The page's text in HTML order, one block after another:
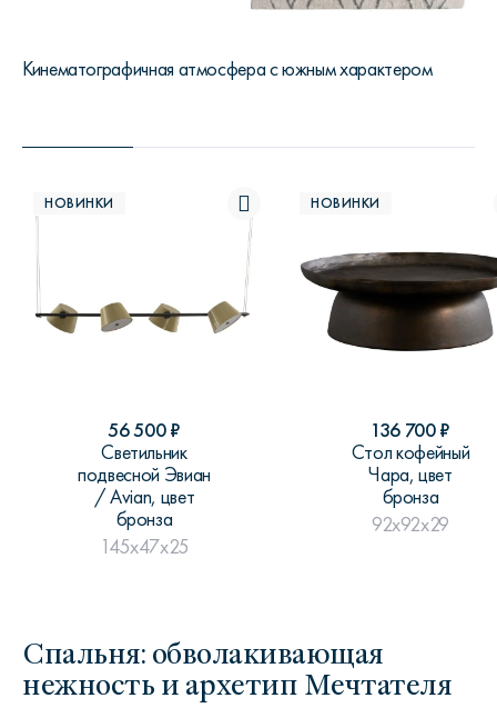
Кинематографичная атмосфера с южным характером
НОВИНКИ
56 500₽
Светильник
подвесной Эвиан
/ Avian, цвет
бронза
145x47x25
НОВИНКИ
136 700₽
Стол кофейный
Чара, цвет
бронза
92x92x29
Спальня: обволакивающая
нежность и архетип Мечтателя